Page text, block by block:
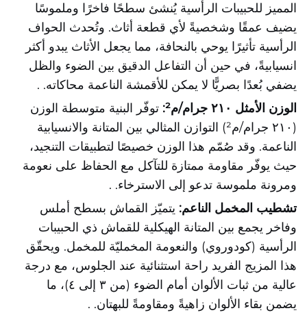
المميز للحبيبات الرأسية يُنشئ سطحًا فاخرًا وملموسًا
يضيف عمقًا وشخصيةً لأي قطعة أثاث. وتُحدث الحواف
الرأسية تأثيرًا يوحي بالنحافة، مما يجعل الأثاث يبدو أكثر
انسيابيةً، في حين أن التفاعل الدقيق بين الضوء والظل
يضفي بُعدًا بصريًّا لا يمكن للأقمشة الناعمة محاكاته. .
الوزن الأمثل ٢١٠ جرام/م²:
توفّر البنية متوسطة الوزن
(٢١٠ جرام/م²) التوازن المثالي بين المتانة والانسيابية
الناعمة. وقد صُمّم هذا الوزن خصيصًا لتطبيقات التنجيد،
حيث يوفّر مقاومة ممتازة للتآكل مع الحفاظ على نعومة
ومرونة ملموسة تدعو إلى الاسترخاء. .
تشطيب المخمل الناعم: يتميّز القماش بسطح أملس
وفاخر يجمع بين المتانة الهيكلية للقماش ذي الحبيبات
الرأسية (كودوروي) والنعومة المخمليّة للمخمل. ويحقّق
هذا المزيج الفريد راحة استثنائية عند الجلوس، مع درجة
عالية من ثبات الألوان أمام الضوء (من ٣ إلى ٤)، ما
يضمن بقاء الألوان زاهيةً ومقاومةً للبهتان. .